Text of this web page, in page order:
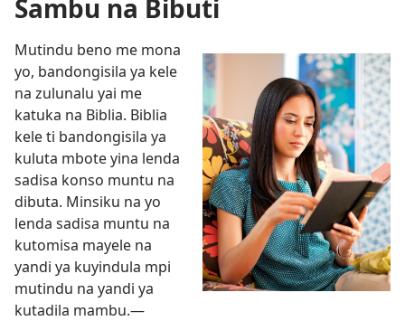
Sambu na Bibuti
Mutindu beno me mona
yo, bandongisila ya kele
na zulunalu yai me
katuka na Biblia. Biblia
kele ti bandongisila ya
kuluta mbote yina lenda
sadisa konso muntu na
dibuta. Minsiku na yo
lenda sadisa muntu na
kutomisa mayele na
yandi ya kuyindula mpi
mutindu na yandi ya
kutadila mambu.—